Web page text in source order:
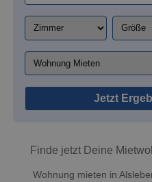
Jetzt
Finde jetzt Deine
Wohnung mieten in